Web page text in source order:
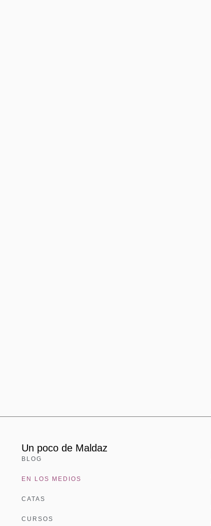
Un poco de Maldaz
BLOG
EN LOS MEDIOS
CATAS
CURSOS